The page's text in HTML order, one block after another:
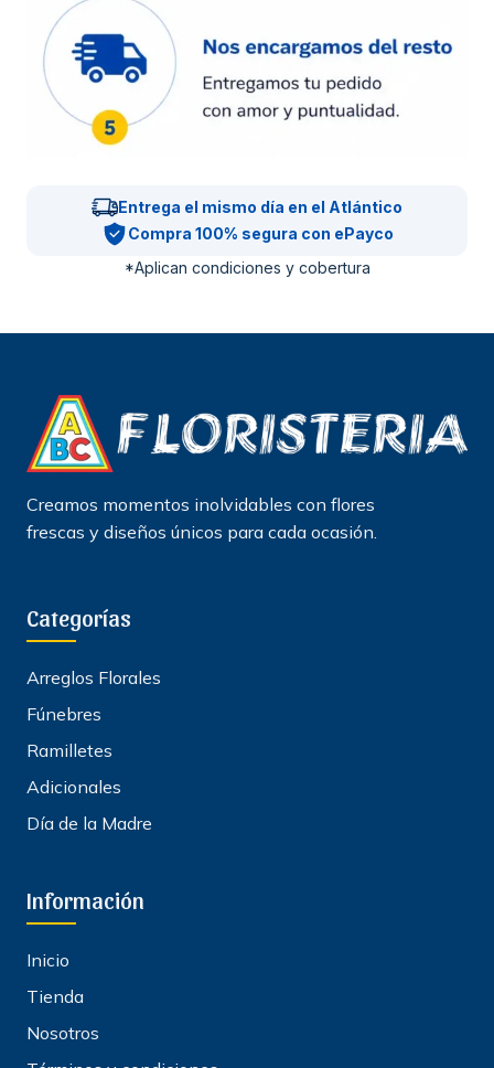
Entrega el mismo día en el Atlántico
Compra 100% segura con ePayco
*Aplican condiciones y cobertura
Creamos momentos inolvidables con flores
frescas y diseños únicos para cada ocasión.
Categorías
Arreglos Florales
Fúnebres
Ramilletes
Adicionales
Día de la Madre
Información
Inicio
Tienda
Nosotros